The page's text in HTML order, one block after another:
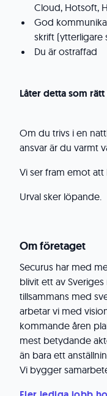
Cloud, Hotsoft,
God
skrift (ytterligare
Du är ostraffad
Låter detta som
Om du trivs i en
ansvar är du varmt
Vi ser fram emot
Urval sker löpande.
Om företaget
Securus har med
blivit ett av
tillsammans med
arbetar vi med
kommande åren
mest betydande
än bara ett
Vi bygger